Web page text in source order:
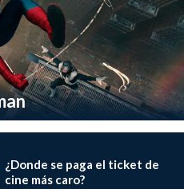
¿Donde se paga el ticket de
cine más caro?